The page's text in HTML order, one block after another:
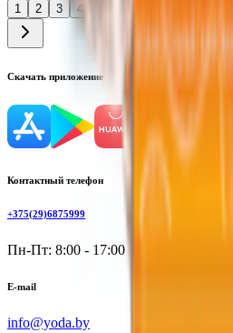
1 2 3 4
Скачать приложение
Контактный телефон
+375(29)6875999
Пн-Пт: 8:00 - 17:00
E-mail
info@yoda.by